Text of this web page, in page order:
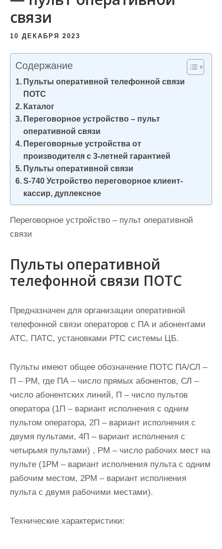
связи
10 ДЕКАБРЯ 2023
Содержание
Пульты оперативной телефонной связи
ПОТС
Каталог
Переговорное устройство – пульт
оперативной связи
Переговорные устройства от
производителя с 3-летней гарантией
Пульты оперативной связи
S-740 Устройство переговорное клиент-
кассир, дуплексное
Переговорное устройство – пульт оперативной
связи
Пульты оперативной
телефонной связи ПОТС
Предназначен для организации оперативной
телефонной связи операторов с ПА и абонентами
АТС, ПАТС, установками РТС системы ЦБ.
Пульты имеют общее обозначение ПОТС ПА/СЛ –
П – РМ, где ПА – число прямых абонентов, СЛ –
число абонентских линий, П – число пультов
оператора (1П – вариант исполнения с одним
пультом оператора, 2П – вариант исполнения с
двумя пультами, 4П – вариант исполнения с
четырьмя пультами) , РМ – число рабочих мест на
пульте (1РМ – вариант исполнения пульта с одним
рабочим местом, 2РМ – вариант исполнения
пульта с двумя рабочими местами).
Технические характеристики: